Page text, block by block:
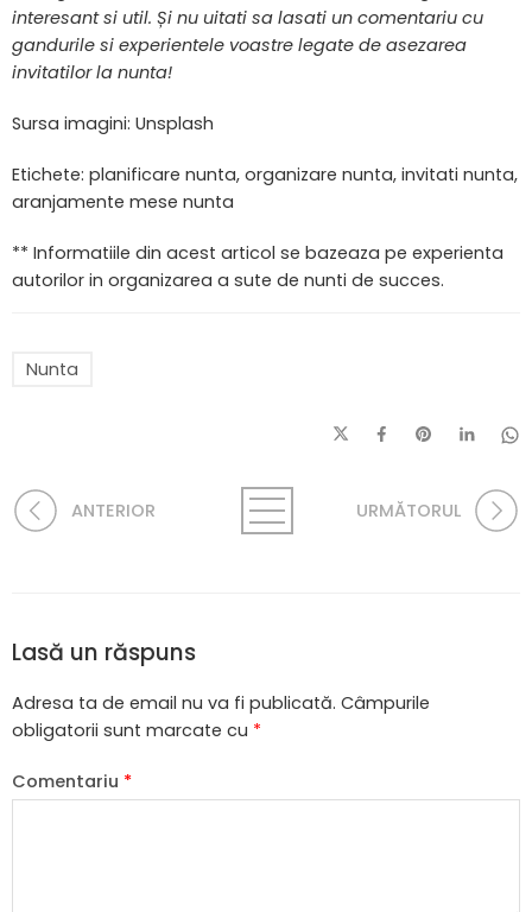
interesant si util. Și nu uitati sa lasati un comentariu cu
gandurile si experientele voastre legate de asezarea
invitatilor la nunta!
Sursa imagini: Unsplash
Etichete: planificare nunta, organizare nunta, invitati nunta,
aranjamente mese nunta
** Informatiile din acest articol se bazeaza pe experienta
autorilor in organizarea a sute de nunti de succes.
Nunta
ANTERIOR URMĂTORUL
Lasă un răspuns
Adresa ta de email nu va fi publicată. Câmpurile
obligatorii sunt marcate cu *
Comentariu *